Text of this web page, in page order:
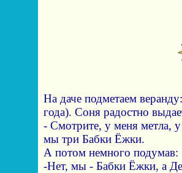
На даче подметаем
года). Соня радостно
- Смотрите, у меня метла,
мы три Бабки Ёжки.
А потом немного подумав:
-Нет, мы - Бабки Ёжки, а